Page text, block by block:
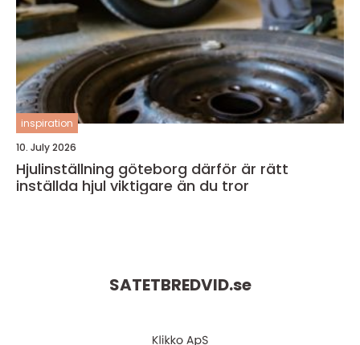
inspiration
10. July 2026
Hjulinställning göteborg därför är rätt
inställda hjul viktigare än du tror
SATETBREDVID.se